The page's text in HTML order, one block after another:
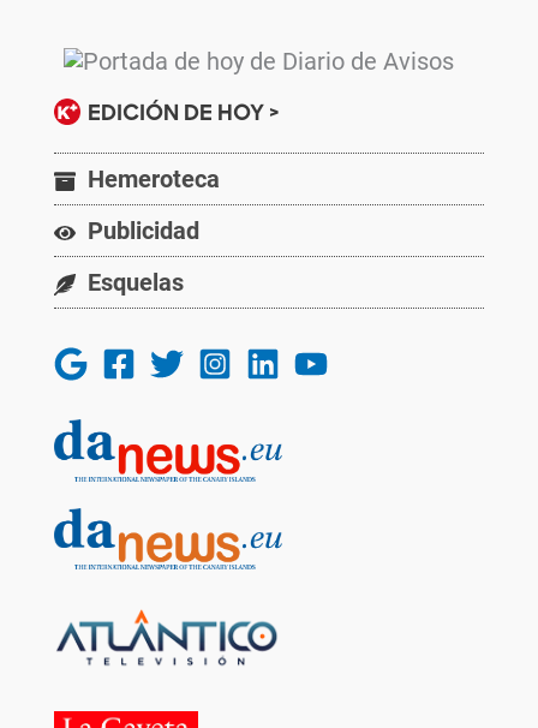
EDICIÓN DE HOY >
Hemeroteca
Publicidad
Esquelas